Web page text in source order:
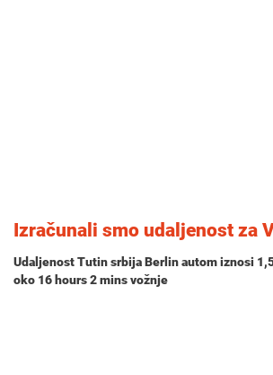
Izračunali smo udaljenost za
Udaljenost Tutin srbija Berlin autom iznosi
oko 16 hours 2 minsvožnje